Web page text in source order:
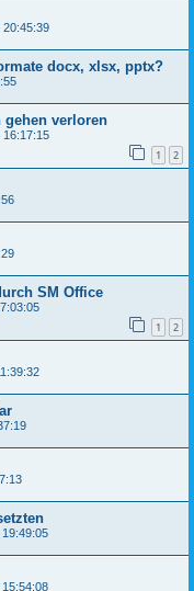
20:45:39
docx, xlsx, pptx?
gehen verloren
16:17:15
1 2
SM Office
1 2